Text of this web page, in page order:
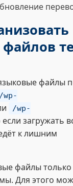
файлов
файлы
/wp-
/wp-
загружать
к лишним
файлы только
Для этого